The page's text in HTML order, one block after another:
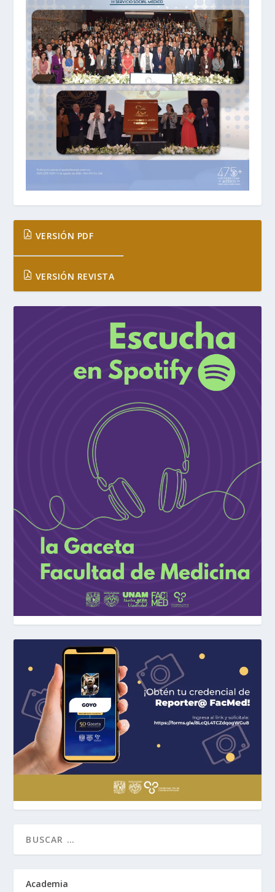
VERSIÓN PDF
VERSIÓN REVISTA
Academia